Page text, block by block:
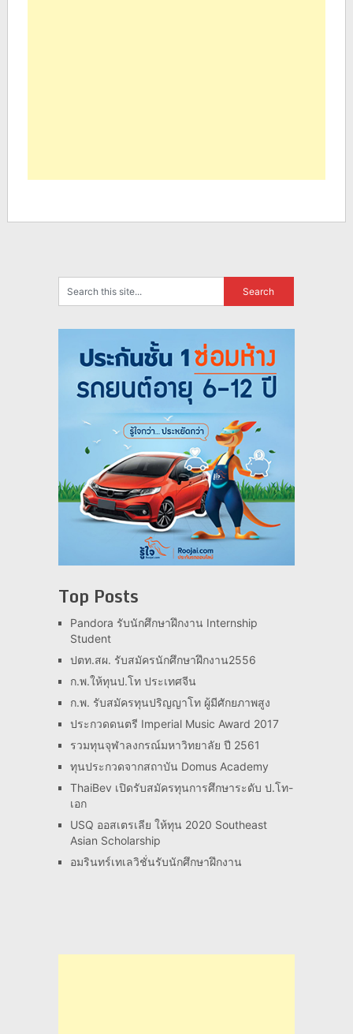
Top Posts
Pandora รับนักศึกษาฝึกงาน Internship
Student
ปตท.สผ. รับสมัครนักศึกษาฝึกงาน2556
ก.พ.ให้ทุนป.โท ประเทศจีน
ก.พ. รับสมัครทุนปริญญาโท ผู้มีศักยภาพสูง
ประกวดดนตรี Imperial Music Award 2017
รวมทุนจุฬาลงกรณ์มหาวิทยาลัย ปี 2561
ทุนประกวดจากสถาบัน Domus Academy
ThaiBev เปิดรับสมัครทุนการศึกษาระดับ ป.โท-
เอก
USQ ออสเตรเลีย ให้ทุน 2020 Southeast
Asian Scholarship
อมรินทร์เทเลวิชั่นรับนักศึกษาฝึกงาน